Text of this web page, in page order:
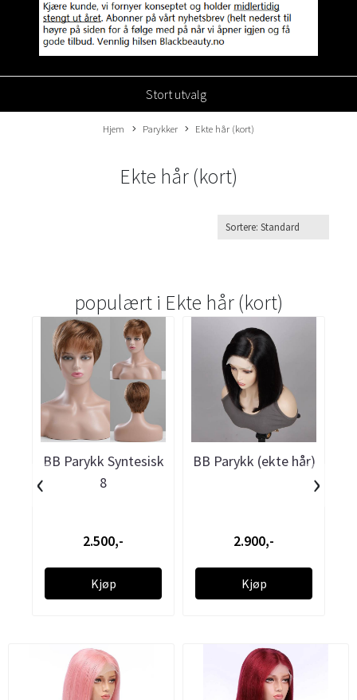
Stort utvalg
Hjem Parykker Ekte hår (kort)
Ekte hår (kort)
populært i Ekte hår (kort)
BB Parykk Syntesisk
8
2.500,-
Kjøp
BB Parykk (ekte hår)
2.900,-
Kjøp
‹ ›